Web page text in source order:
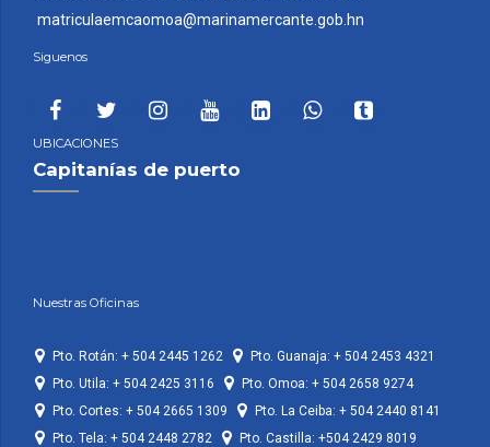
matriculaemcaomoa@marinamercante.gob.hn
Siguenos
UBICACIONES
Capitanías de puerto
Nuestras Oficinas
Pto. Rotán: + 504 2445 1262
Pto. Guanaja: + 504 2453 4321
Pto. Utila: + 504 2425 3116
Pto. Omoa: + 504 2658 9274
Pto. Cortes: + 504 2665 1309
Pto. La Ceiba: + 504 2440 8141
Pto. Tela: + 504 2448 2782
Pto. Castilla: +504 2429 8019